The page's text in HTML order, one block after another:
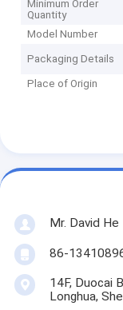
Minimum Order
Quantity
Model Number
Packaging Details
Place of Origin
Mr. David He
86-
14F, Duocai B
Longhua,